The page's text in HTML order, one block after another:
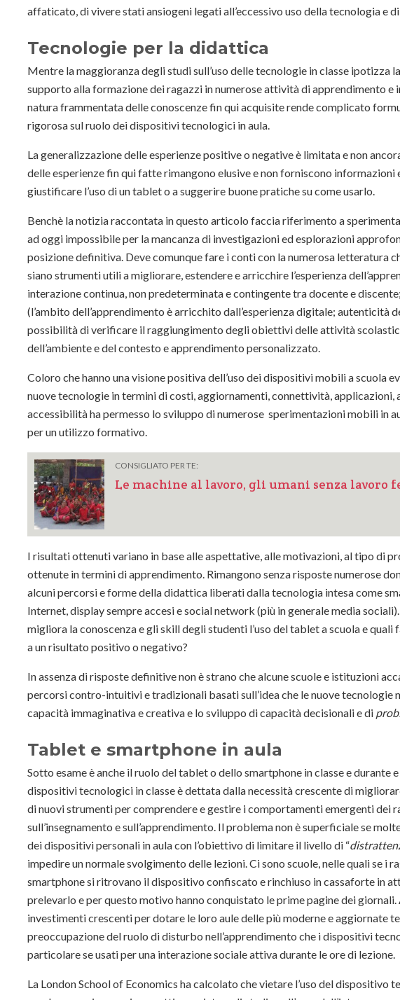
affaticato, di vivere stati ansiogeni legati all’eccessivo uso della tecnologia e
Tecnologie per la didattica
Mentre la maggioranza degli studi sull’uso delle tecnologie in classe
supporto alla formazione dei ragazzi in numerose attività di apprendimento e
natura frammentata delle conoscenze fin qui acquisite rende complicato
rigorosa sul ruolo dei dispositivi tecnologici in aula.
La generalizzazione delle esperienze positive o negative è limitata e non
delle esperienze fin qui fatte rimangono elusive e non forniscono informazioni
giustificare l’uso di un tablet o a suggerire buone pratiche su come usarlo.
Benchè la notizia raccontata in questo articolo faccia riferimento a
ad oggi impossibile per la mancanza di investigazioni ed esplorazioni
posizione definitiva. Deve comunque fare i conti con la numerosa letteratura
siano strumenti utili a migliorare, estendere e arricchire l’esperienza
interazione continua, non predeterminata e contingente tra docente e
(l’ambito dell’apprendimento è arricchito dall’esperienza digitale; autenticità
possibilità di verificare il raggiungimento degli obiettivi delle attività
dell’ambiente e del contesto e apprendimento personalizzato.
Coloro che hanno una visione positiva dell’uso dei dispositivi mobili a scuola
nuove tecnologie in termini di costi, aggiornamenti, connettività, applicazioni,
accessibilità ha permesso lo sviluppo di numerose sperimentazioni mobili in
per un utilizzo formativo.
CONSIGLIATO PER TE:
Le machine al lavoro, gli umani senza lavoro
I risultati ottenuti variano in base alle aspettative, alle motivazioni, al tipo di
ottenute in termini di apprendimento. Rimangono senza risposte numerose
alcuni percorsi e forme della didattica liberati dalla tecnologia intesa come
Internet, display sempre accesi e social network (più in generale media
migliora la conoscenza e gli skill degli studenti l’uso del tablet a scuola e
a un risultato positivo o negativo?
In assenza di risposte definitive non è strano che alcune scuole e istituzioni
percorsi contro-intuitivi e tradizionali basati sull’idea che le nuove tecnologie
capacità immaginativa e creativa e lo sviluppo di capacità decisionali e di
Tablet e smartphone in aula
Sotto esame è anche il ruolo del tablet o dello smartphone in classe e durante e
dispositivi tecnologici in classe è dettata dalla necessità crescente di
di nuovi strumenti per comprendere e gestire i comportamenti emergenti dei
sull’insegnamento e sull’apprendimento. Il problema non è superficiale se
dei dispositivi personali in aula con l’obiettivo di limitare il livello di “
impedire un normale svolgimento delle lezioni. Ci sono scuole, nelle quali se i
smartphone si ritrovano il dispositivo confiscato e rinchiuso in cassaforte in
prelevarlo e per questo motivo hanno conquistato le prime pagine dei
investimenti crescenti per dotare le loro aule delle più moderne e aggiornate
preoccupazione del ruolo di disturbo nell’apprendimento che i dispositivi
particolare se usati per una interazione sociale attiva durante le ore di lezione.
La London School of Economics ha calcolato che vietare l’uso del dispositivo